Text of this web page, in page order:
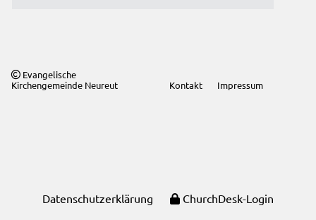
 Evangelische
Kirchengemeinde Neureut
Kontakt Impressum
Datenschutzerklärung ChurchDesk-Login